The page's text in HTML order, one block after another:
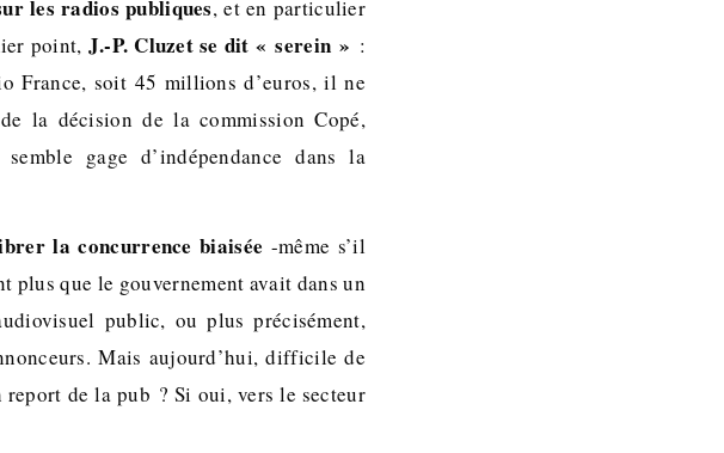
les radios publiques, et en particulier
point, J.-P. Cluzet se dit « serein » :
France, soit 45 millions d’euros, il ne
la décision de la commission Copé,
gage d’indépendance dans la
la concurrence biaisée -même s’il
plus que le gouvernement avait dans un
public, ou plus précisément,
Mais aujourd’hui, difficile de
de la pub ? Si oui, vers le secteur